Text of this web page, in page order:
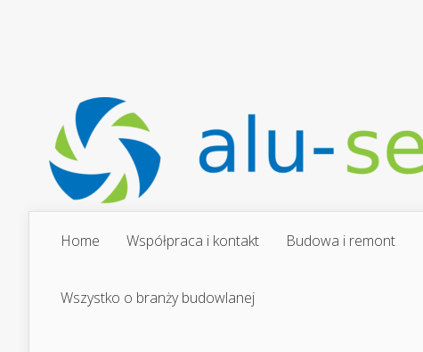
Home Współpraca i kontakt Budowa i remont
Wszystko o branży budowlanej